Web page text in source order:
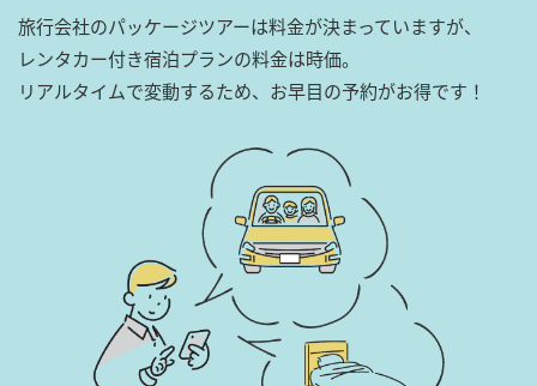
旅行会社のパッケージツアーは料金が決まっていますが、
レンタカー付き宿泊プランの料金は時価。
リアルタイムで変動するため、お早目の予約がお得です！